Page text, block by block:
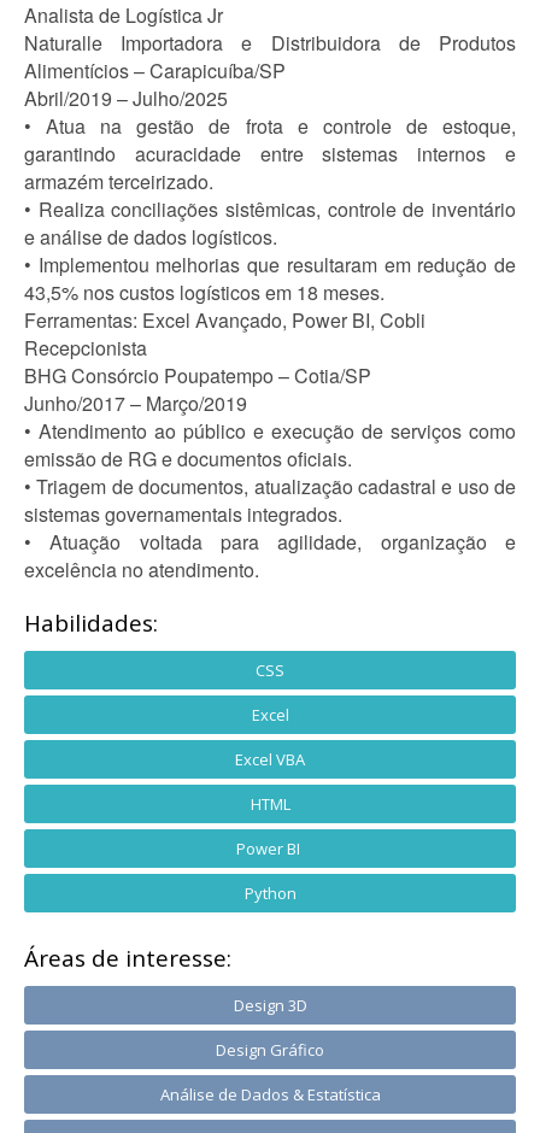
Analista de Logística Jr
Naturalle Importadora e Distribuidora de Produtos
Alimentícios – Carapicuíba/SP
Abril/2019 – Julho/2025
• Atua na gestão de frota e controle de estoque,
garantindo acuracidade entre sistemas internos e
armazém terceirizado.
• Realiza conciliações sistêmicas, controle de inventário
e análise de dados logísticos.
• Implementou melhorias que resultaram em redução de
43,5% nos custos logísticos em 18 meses.
Ferramentas: Excel Avançado, Power BI, Cobli
Recepcionista
BHG Consórcio Poupatempo – Cotia/SP
Junho/2017 – Março/2019
• Atendimento ao público e execução de serviços como
emissão de RG e documentos oficiais.
• Triagem de documentos, atualização cadastral e uso de
sistemas governamentais integrados.
• Atuação voltada para agilidade, organização e
excelência no atendimento.
Habilidades:
CSS
Excel
Excel VBA
HTML
Power BI
Python
Áreas de interesse:
Design 3D
Design Gráfico
Análise de Dados & Estatística